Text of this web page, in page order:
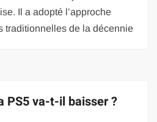
Il a adopté l’approche
traditionnelles de la décennie
PS5 va-t-il baisser ?